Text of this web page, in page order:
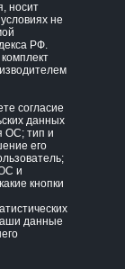
носит
не
РФ.
согласие
данных
ОС; тип и
его
и
кнопки
данные